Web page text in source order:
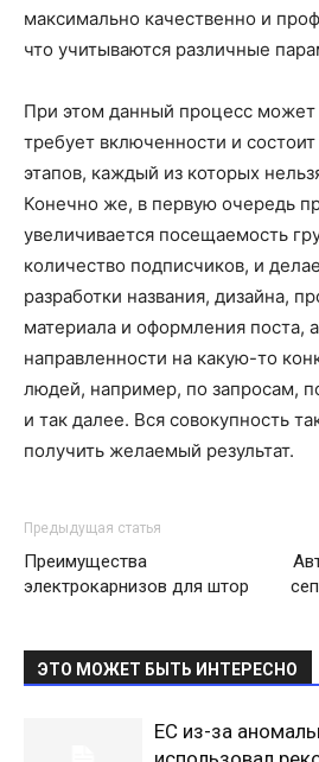
максимально качественно и
что учитываются различные
При этом данный процесс может
требует включенности и
этапов, каждый из которых
Конечно же, в первую очередь
увеличивается посещаемость
количество подписчиков, и
разработки названия, дизайна,
материала и оформления поста,
направленности на какую-то
людей, например, по запросам,
и так далее. Вся совокупность
получить желаемый результат.
Предыдущая статья
Преимущества
электрокарнизов для штор
ЭТО МОЖЕТ БЫТЬ ИНТЕРЕСНО
ЕС из-за